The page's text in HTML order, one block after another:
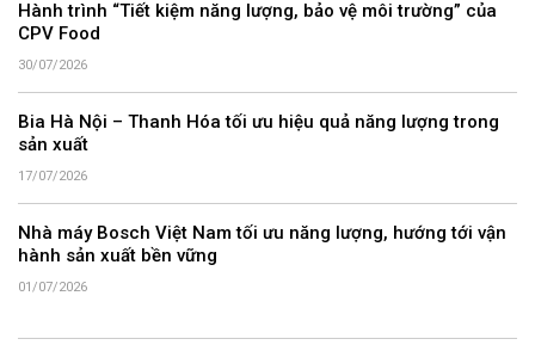
Hành trình “Tiết kiệm năng lượng, bảo vệ môi trường” của
CPV Food
30/07/2026
Bia Hà Nội – Thanh Hóa tối ưu hiệu quả năng lượng trong
sản xuất
17/07/2026
Nhà máy Bosch Việt Nam tối ưu năng lượng, hướng tới vận
hành sản xuất bền vững
01/07/2026